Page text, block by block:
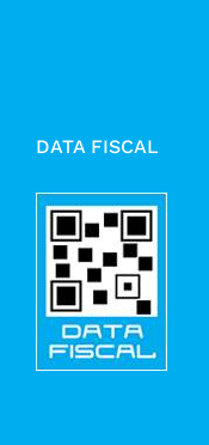
DATA FISCAL